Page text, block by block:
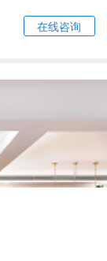
在线咨询